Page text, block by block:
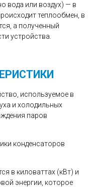
вода или воздух) — в
теплообмен, в
а полученный
устройства.
используемое в
и холодильных
паров
конденсаторов
в киловаттах (кВт) и
энергии, которое